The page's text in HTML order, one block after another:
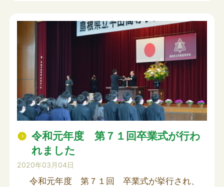
令和元年度 第７１回卒業式が行わ
れました
2020年03月04日
令和元年度 第７１回 卒業式が挙行され、